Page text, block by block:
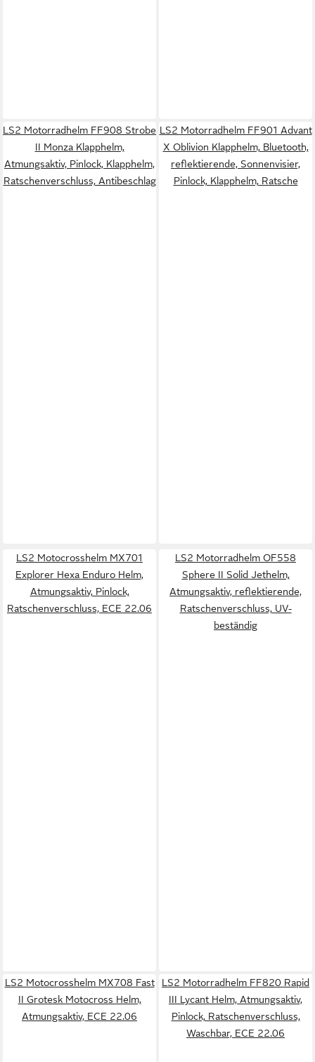
LS2 Motorradhelm FF908 Strobe
II Monza Klapphelm,
Atmungsaktiv, Pinlock, Klapphelm,
Ratschenverschluss, Antibeschlag
LS2 Motorradhelm FF901 Advant
X Oblivion Klapphelm, Bluetooth,
reflektierende, Sonnenvisier,
Pinlock, Klapphelm, Ratsche
LS2 Motocrosshelm MX701
Explorer Hexa Enduro Helm,
Atmungsaktiv, Pinlock,
Ratschenverschluss, ECE 22.06
LS2 Motorradhelm OF558
Sphere II Solid Jethelm,
Atmungsaktiv, reflektierende,
Ratschenverschluss, UV-
beständig
LS2 Motocrosshelm MX708 Fast
II Grotesk Motocross Helm,
Atmungsaktiv, ECE 22.06
LS2 Motorradhelm FF820 Rapid
III Lycant Helm, Atmungsaktiv,
Pinlock, Ratschenverschluss,
Waschbar, ECE 22.06